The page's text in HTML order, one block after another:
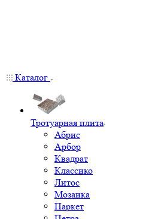
Каталог
Тротуарная плита
Абрис
Арбор
Квадрат
Классико
Литос
Мозаика
Паркет